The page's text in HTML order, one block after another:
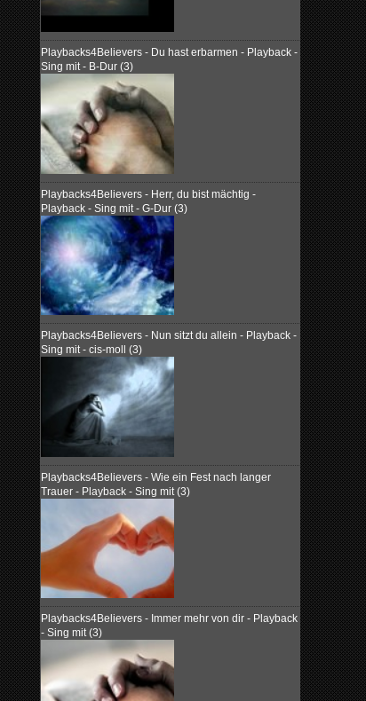
Playbacks4Believers - Du hast erbarmen - Playback -
Sing mit - B-Dur (3)
Playbacks4Believers - Herr, du bist mächtig -
Playback - Sing mit - G-Dur (3)
Playbacks4Believers - Nun sitzt du allein - Playback -
Sing mit - cis-moll (3)
Playbacks4Believers - Wie ein Fest nach langer
Trauer - Playback - Sing mit (3)
Playbacks4Believers - Immer mehr von dir - Playback
- Sing mit (3)